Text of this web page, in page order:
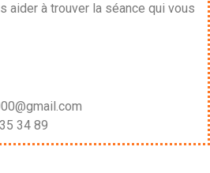
aider à trouver la séance qui vous
34 89